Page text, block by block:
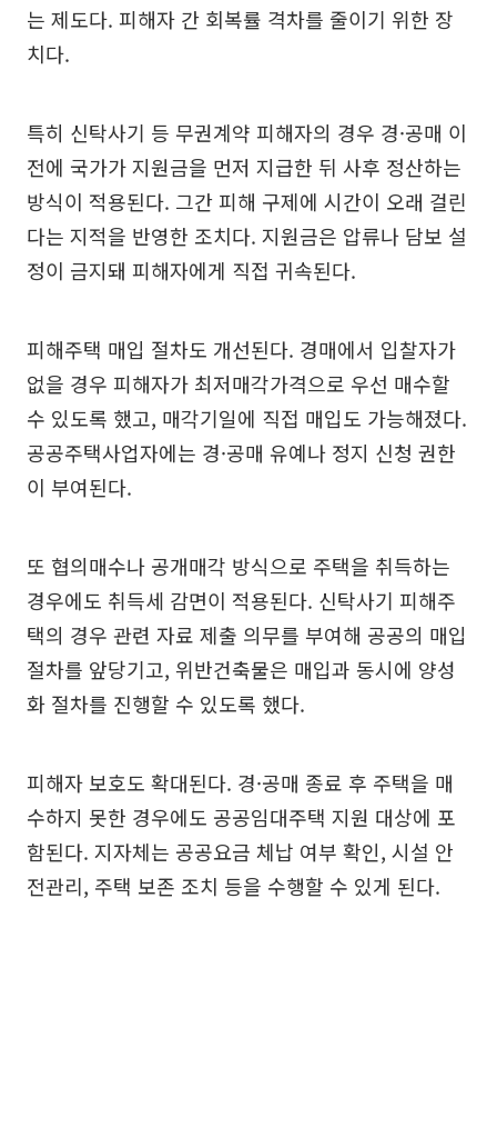
는 제도다. 피해자 간 회복률 격차를 줄이기 위한 장
치다.
특히 신탁사기 등 무권계약 피해자의 경우 경·공매 이
전에 국가가 지원금을 먼저 지급한 뒤 사후 정산하는
방식이 적용된다. 그간 피해 구제에 시간이 오래 걸린
다는 지적을 반영한 조치다. 지원금은 압류나 담보 설
정이 금지돼 피해자에게 직접 귀속된다.
피해주택 매입 절차도 개선된다. 경매에서 입찰자가
없을 경우 피해자가 최저매각가격으로 우선 매수할
수 있도록 했고, 매각기일에 직접 매입도 가능해졌다.
공공주택사업자에는 경·공매 유예나 정지 신청 권한
이 부여된다.
또 협의매수나 공개매각 방식으로 주택을 취득하는
경우에도 취득세 감면이 적용된다. 신탁사기 피해주
택의 경우 관련 자료 제출 의무를 부여해 공공의 매입
절차를 앞당기고, 위반건축물은 매입과 동시에 양성
화 절차를 진행할 수 있도록 했다.
피해자 보호도 확대된다. 경·공매 종료 후 주택을 매
수하지 못한 경우에도 공공임대주택 지원 대상에 포
함된다. 지자체는 공공요금 체납 여부 확인, 시설 안
전관리, 주택 보존 조치 등을 수행할 수 있게 된다.